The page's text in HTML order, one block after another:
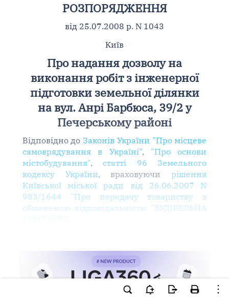
РОЗПОРЯДЖЕННЯ
від 25.07.2008 р. N 1043
Київ
Про надання дозволу на
виконання робіт з інженерної
підготовки земельної ділянки
на вул. Анрі Барбюса, 39/2 у
Печерському районі
Відповідно до Законів України "Про місцеве
самоврядування в Україні", "Про основи
містобудування",статті 96 Земельного
кодексу України, враховуючирішення
Київської міської ради від 26.06.2007 N
983/1644 "Про передачу товариству з
обмеженою відповідальністю "БУДІВЕЛЬНА